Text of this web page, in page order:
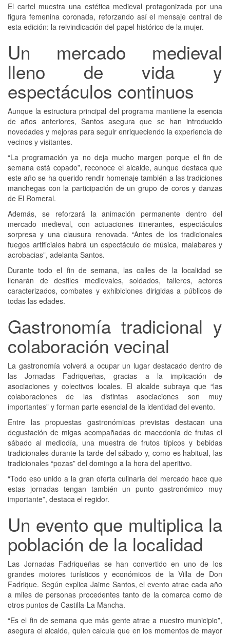
El cartel muestra una estética medieval protagonizada por una
figura femenina coronada, reforzando así el mensaje central de
esta edición: la reivindicación del papel histórico de la mujer.
Un mercado medieval
lleno de vida y
espectáculos continuos
Aunque la estructura principal del programa mantiene la esencia
de años anteriores, Santos asegura que se han introducido
novedades y mejoras para seguir enriqueciendo la experiencia de
vecinos y visitantes.
“La programación ya no deja mucho margen porque el fin de
semana está copado”, reconoce el alcalde, aunque destaca que
este año se ha querido rendir homenaje también a las tradiciones
manchegas con la participación de un grupo de coros y danzas
de El Romeral.
Además, se reforzará la animación permanente dentro del
mercado medieval, con actuaciones itinerantes, espectáculos
sorpresa y una clausura renovada. “Antes de los tradicionales
fuegos artificiales habrá un espectáculo de música, malabares y
acrobacias”, adelanta Santos.
Durante todo el fin de semana, las calles de la localidad se
llenarán de desfiles medievales, soldados, talleres, actores
caracterizados, combates y exhibiciones dirigidas a públicos de
todas las edades.
Gastronomía tradicional y
colaboración vecinal
La gastronomía volverá a ocupar un lugar destacado dentro de
las Jornadas Fadriqueñas, gracias a la implicación de
asociaciones y colectivos locales. El alcalde subraya que “las
colaboraciones de las distintas asociaciones son muy
importantes” y forman parte esencial de la identidad del evento.
Entre las propuestas gastronómicas previstas destacan una
degustación de migas acompañadas de macedonia de frutas el
sábado al mediodía, una muestra de frutos típicos y bebidas
tradicionales durante la tarde del sábado y, como es habitual, las
tradicionales “pozas” del domingo a la hora del aperitivo.
“Todo eso unido a la gran oferta culinaria del mercado hace que
estas jornadas tengan también un punto gastronómico muy
importante”, destaca el regidor.
Un evento que multiplica la
población de la localidad
Las Jornadas Fadriqueñas se han convertido en uno de los
grandes motores turísticos y económicos de la Villa de Don
Fadrique. Según explica Jaime Santos, el evento atrae cada año
a miles de personas procedentes tanto de la comarca como de
otros puntos de Castilla-La Mancha.
“Es el fin de semana que más gente atrae a nuestro municipio”,
asegura el alcalde, quien calcula que en los momentos de mayor